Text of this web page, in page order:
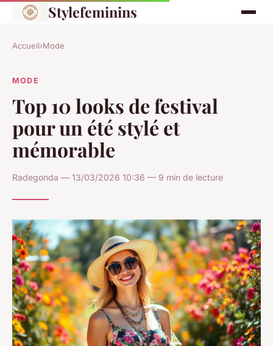
Stylefeminins
Accueil›Mode
MODE
Top 10 looks de festival
pour un été stylé et
mémorable
Radegonda — 13/03/2026 10:36 — 9 min de lecture